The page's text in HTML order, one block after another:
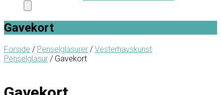
Gavekort
Forside / Penselglasurer / Vesterhavskunst
Penselglasur / Gavekort